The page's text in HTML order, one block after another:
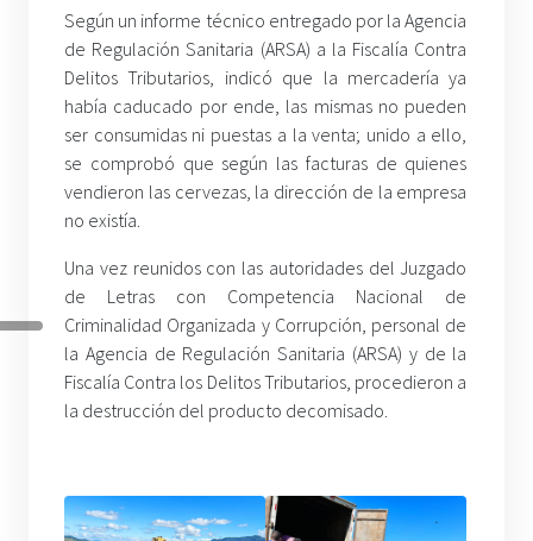
Según un informe técnico entregado por la Agencia
de Regulación Sanitaria (ARSA) a la Fiscalía Contra
Delitos Tributarios, indicó que la mercadería ya
había caducado por ende, las mismas no pueden
ser consumidas ni puestas a la venta; unido a ello,
se comprobó que según las facturas de quienes
vendieron las cervezas, la dirección de la empresa
no existía.
Una vez reunidos con las autoridades del Juzgado
de Letras con Competencia Nacional de
Criminalidad Organizada y Corrupción, personal de
la Agencia de Regulación Sanitaria (ARSA) y de la
Fiscalía Contra los Delitos Tributarios, procedieron a
la destrucción del producto decomisado.